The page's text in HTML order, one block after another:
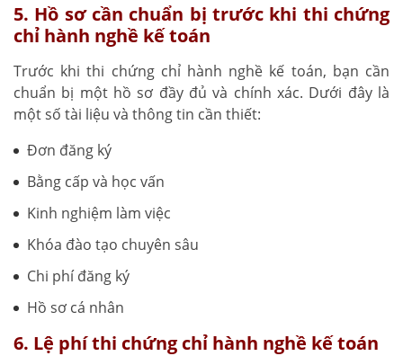
5. Hồ sơ cần chuẩn bị trước khi thi chứng
chỉ hành nghề kế toán
Trước khi thi chứng chỉ hành nghề kế toán, bạn cần
chuẩn bị một hồ sơ đầy đủ và chính xác. Dưới đây là
một số tài liệu và thông tin cần thiết:
Đơn đăng ký
Bằng cấp và học vấn
Kinh nghiệm làm việc
Khóa đào tạo chuyên sâu
Chi phí đăng ký
Hồ sơ cá nhân
6. Lệ phí thi chứng chỉ hành nghề kế toán